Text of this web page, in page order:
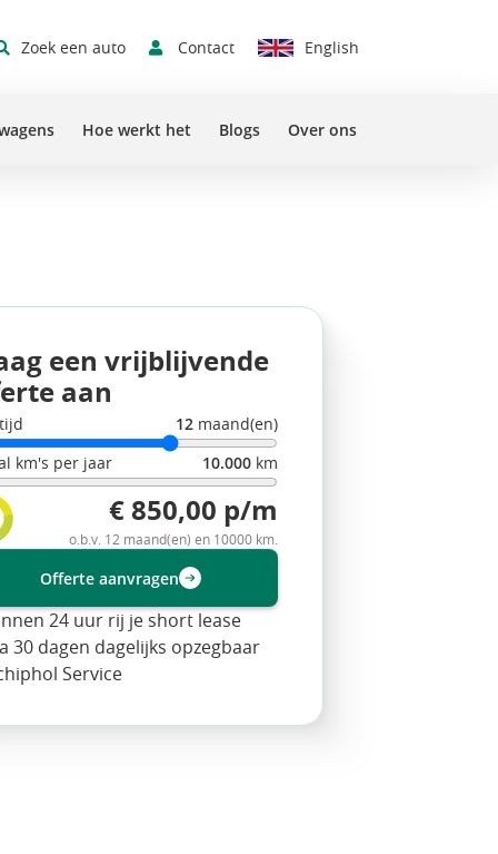
Zoek een auto Contact English
Hoe werkt het Blogs Over ons
een vrijblijvende
aan
€ 850,00 p/m
o.b.v. 12 maand(en) en 10000 km.
Offerte aanvragen
24 uur rij je short lease
30 dagen dagelijks opzegbaar
Service
12 maand(en)
km's per jaar
10.000 km